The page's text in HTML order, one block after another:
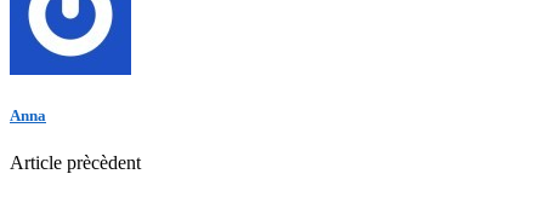
Anna
Article prècèdent